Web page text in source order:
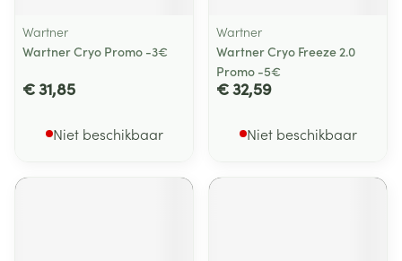
Wartner
Wartner Cryo Promo -3€
€ 31,85
Niet beschikbaar
Wartner
Wartner Cryo Freeze 2.0
Promo -5€
€ 32,59
Niet beschikbaar